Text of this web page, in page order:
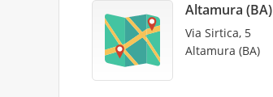
Altamura (BA)
Via Sirtica, 5
Altamura (BA)